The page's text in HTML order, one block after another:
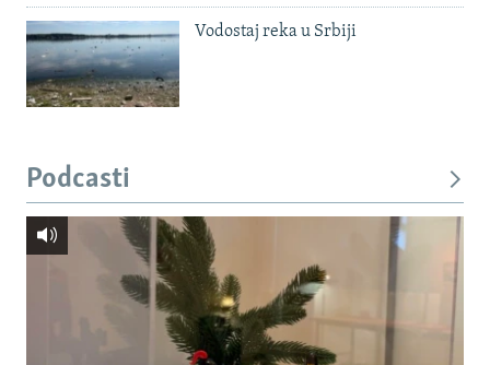
Vodostaj reka u Srbiji
Podcasti